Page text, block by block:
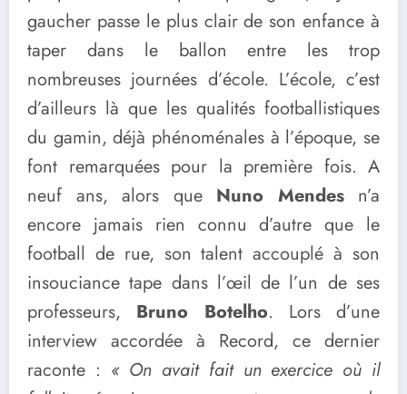
gaucher passe le plus clair de son enfance à
taper dans le ballon entre les trop
nombreuses journées d’école. L’école, c’est
d’ailleurs là que les qualités footballistiques
du gamin, déjà phénoménales à l’époque, se
font remarquées pour la première fois. A
neuf ans, alors que Nuno Mendesn’a
encore jamais rien connu d’autre que le
football de rue, son talent accouplé à son
insouciance tape dans l’œil de l’un de ses
professeurs, Bruno Botelho. Lors d’une
interview accordée à Record, ce dernier
raconte : « On avait fait un exercice où il